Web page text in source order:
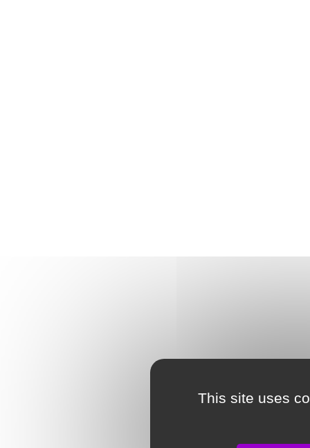
This site uses